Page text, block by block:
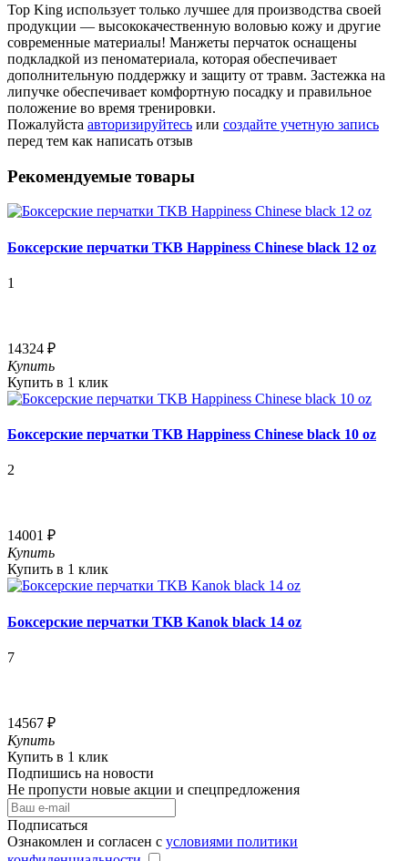
Top King использует только лучшее для производства своей
продукции — высококачественную воловью кожу и другие
современные материалы! Манжеты перчаток оснащены
подкладкой из пеноматериала, которая обеспечивает
дополнительную поддержку и защиту от травм. Застежка на
липучке обеспечивает комфортную посадку и правильное
положение во время тренировки.
Пожалуйста авторизируйтесь или создайте учетную запись
перед тем как написать отзыв
Рекомендуемые товары
Боксерские перчатки TKB Happiness Chinese black 12 oz
1
14324 ₽
Купить
Купить в 1 клик
Боксерские перчатки TKB Happiness Chinese black 10 oz
2
14001 ₽
Купить
Купить в 1 клик
Боксерские перчатки TKB Kanok black 14 oz
7
14567 ₽
Купить
Купить в 1 клик
Подпишись на новости
Не пропусти новые акции и спецпредложения
Подписаться
Ознакомлен и согласен с условиями политики